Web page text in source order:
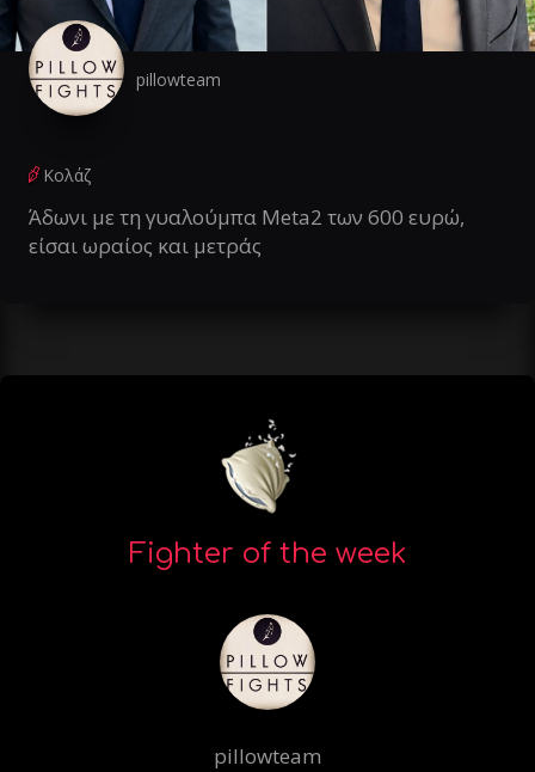
pillowteam
Κολάζ
Άδωνι με τη γυαλούμπα Meta2 των 600 ευρώ,
είσαι ωραίος και μετράς
Fighter of the week
pillowteam